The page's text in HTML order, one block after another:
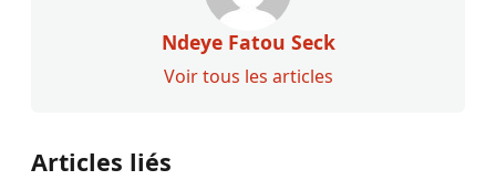
Ndeye Fatou Seck
Voir tous les articles
Articles liés